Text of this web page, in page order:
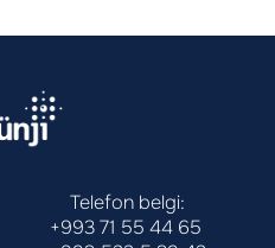
Telefon belgi:
+993 71 55 44 65